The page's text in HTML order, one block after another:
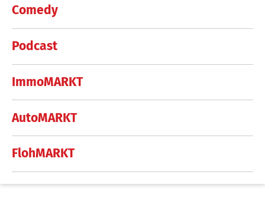
Comedy
Podcast
ImmoMARKT
AutoMARKT
FlohMARKT